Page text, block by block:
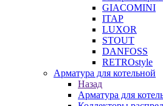
GIACOMINI
ITAP
LUXOR
STOUT
DANFOSS
RETROstyle
Арматура для котельной
Назад
Арматура для